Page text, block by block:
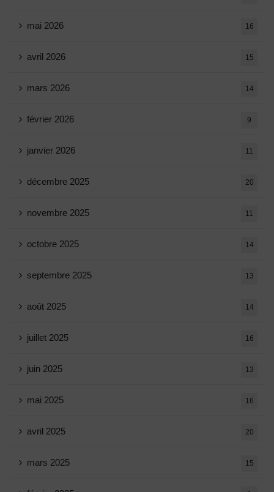
mai 2026 16
avril 2026 15
mars 2026 14
février 2026 9
janvier 2026 11
décembre 2025 20
novembre 2025 11
octobre 2025 14
septembre 2025 13
août 2025 14
juillet 2025 16
juin 2025 13
mai 2025 16
avril 2025 20
mars 2025 15